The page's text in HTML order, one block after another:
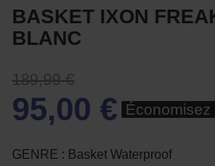
BASKET IXON
BLANC
189,99 €
95,00 € Économisez
GENRE : Basket Waterproof